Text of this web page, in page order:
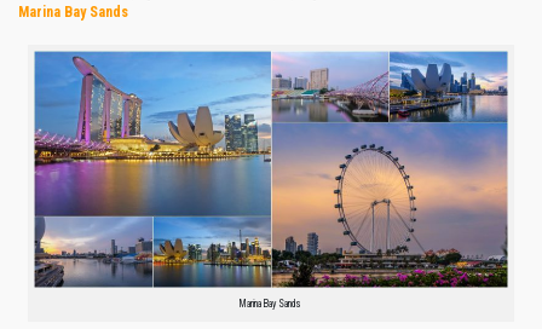
Marina Bay Sands
Marina Bay Sands